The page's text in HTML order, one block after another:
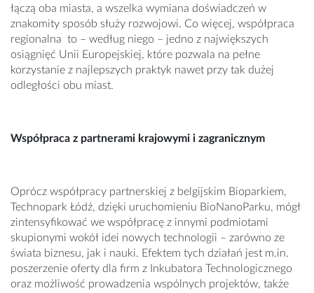
łączą oba miasta, a wszelka wymiana doświadczeń w
znakomity sposób służy rozwojowi. Co więcej, współpraca
regionalna to – według niego – jedno z największych
osiągnięć Unii Europejskiej, które pozwala na pełne
korzystanie z najlepszych praktyk nawet przy tak dużej
odległości obu miast.
Współpraca z partnerami krajowymi i zagranicznym
Oprócz współpracy partnerskiej z belgijskim Biopar­kiem,
Technopark Łódź, dzięki uruchomieniu BioNa­noParku, mógł
zintensyfikować we współpracę z innymi podmiotami
skupionymi wokół idei nowych techno­logii – zarówno ze
świata biznesu, jak i nauki. Efek­tem tych działań jest m.in.
poszerzenie oferty dla firm z Inkubatora Technologicznego
oraz możliwość prowadzenia wspólnych projektów, także